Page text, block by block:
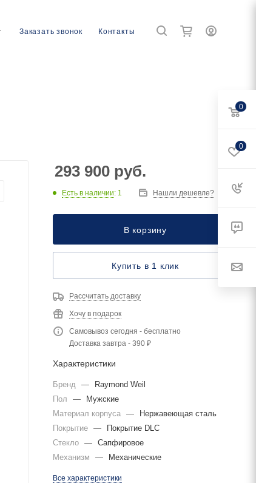
Заказать звонок Контакты
293 900 руб.
Есть в наличии: 1 Нашли дешевле?
В корзину
Купить в 1 клик
Рассчитать доставку
Хочу в подарок
Самовывоз сегодня - бесплатно
Доставка завтра - 390 ₽
Характеристики
Бренд —
Raymond Weil
Пол
—
Мужские
Материал корпуса —
Нержавеющая сталь
Покрытие —
Покрытие DLC
Стекло — Сапфировое
Механизм
— Механические
Все характеристики
0
0